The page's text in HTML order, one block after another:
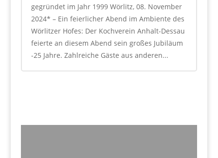
gegründet im Jahr 1999 Wörlitz, 08. November
2024* – Ein feierlicher Abend im Ambiente des
Wörlitzer Hofes: Der Kochverein Anhalt-Dessau
feierte an diesem Abend sein großes Jubiläum
-25 Jahre. Zahlreiche Gäste aus anderen...